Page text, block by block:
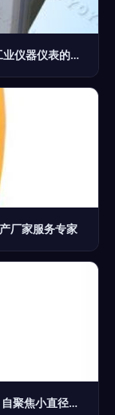
东方机组配件热膨胀监测仪DF9032 DEA 工业仪器仪表的精密保障
厂家服务专家
奥德盛科技云浮工业级USB内窥镜选购指南 自聚焦小直径仪器的优势解析